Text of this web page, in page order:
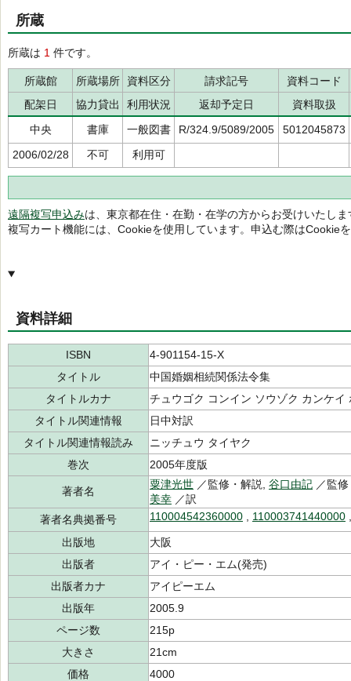
所蔵
所蔵は 1 件です。
所蔵館 所蔵場所 資料区分 請求記号
資料コード
配架日
協力貸出 利用状況 返却予定日
資料取扱
中央
書庫 一般図書 R/324.9/5089/2005
5012045873
2006/02/28
不可 利用可
遠隔複写申込みは、東京都在住・在勤・在学の方からお受けいたしま
複写カート機能には、Cookieを使用しています。申込む際はCookie
資料詳細
ISBN
4-901154-15-X
タイトル
中国婚姻相続関係法令集
タイトルカナ
チュウゴク コンイン ソウゾク カンケイ
タイトル関連情報
日中対訳
タイトル関連情報読み
ニッチュウ タイヤク
巻次
2005年度版
著者名
粟津光世 ／監修・解説, 谷口由記 ／監
美幸 ／訳
著者名典拠番号
110004542360000 110003741440000
出版地
大阪
出版者
アイ・ピー・エム(発売)
出版者カナ
アイピーエム
出版年
2005.9
ページ数
215p
大きさ
21cm
価格
4000